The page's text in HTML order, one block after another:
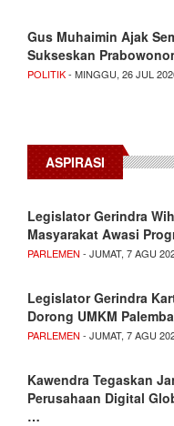
Gus Muhaimin Ajak
Sukseskan
POLITIK- MINGGU, 26 JUL
ASPIRASI
Legislator Gerindra
Masyarakat Awasi
PARLEMEN - JUMAT, 7 AGU
Legislator Gerindra
Dorong UMKM
PARLEMEN - JUMAT, 7 AGU
Kawendra Tegaskan
Perusahaan Digital
…